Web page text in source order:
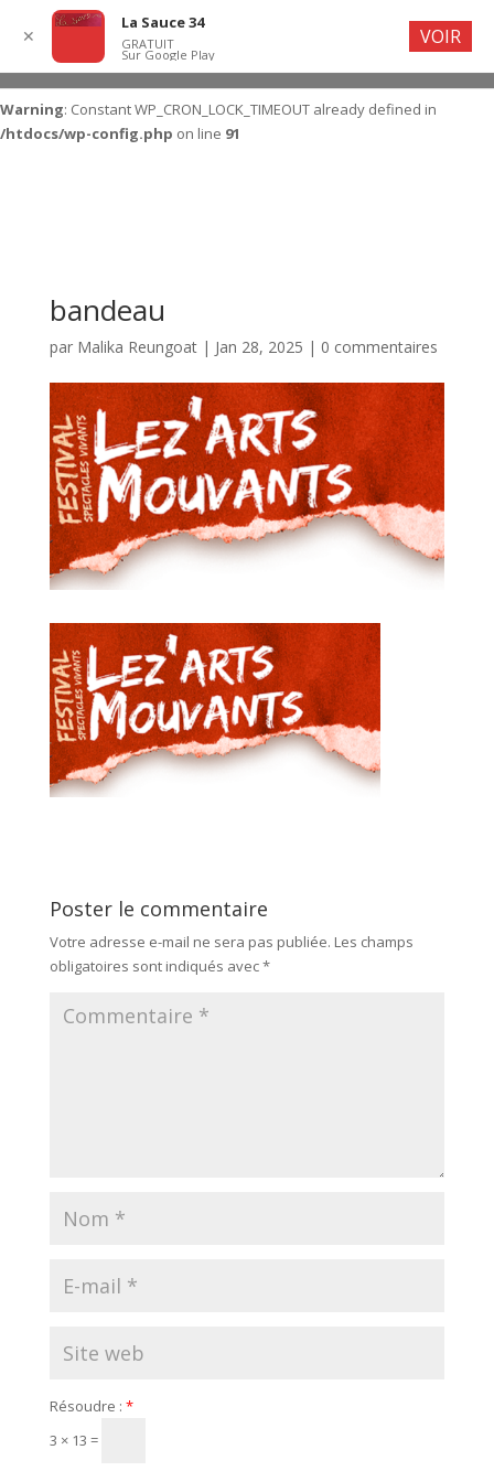
Warning : Constant WP_CRON_LOCK_TIMEOUT already defined in
/htdocs/wp-config.php on line 91
bandeau
par Malika Reungoat| Jan 28, 2025 | 0 commentaires
Poster le commentaire
Votre adresse e-mail ne sera pas publiée. Les champs
obligatoires sont indiqués avec*
Résoudre : *
3 × 13 =
✕
La Sauce 34
GRATUIT
Sur Google Play
VOIR